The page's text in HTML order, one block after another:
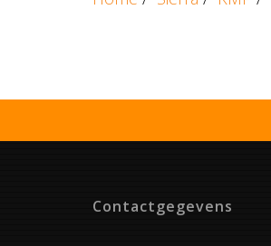
Contactgegevens